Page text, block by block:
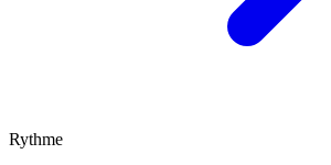
Rythme